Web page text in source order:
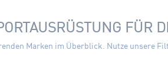
FÜR
Marken im Überblick. Nutze unsere